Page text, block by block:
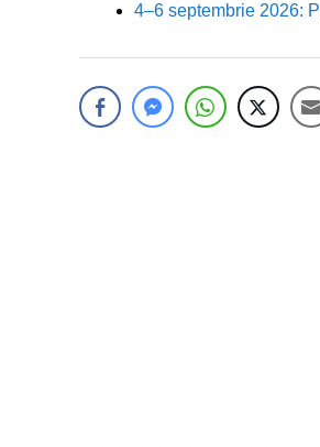
4–6 septembrie 2026: